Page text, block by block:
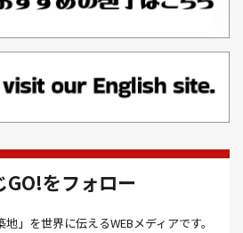
お茶(1） お雑煮(1）
お魚捌き教室(1） かき氷(3）
カツオ 食べ方(1）
カツカレー(2） カニ(7）
テ(1） かまぼこ(1）
チョ(1） カレー(5）
GO!をフォロー
」を世界に伝えるWEBメディアです。